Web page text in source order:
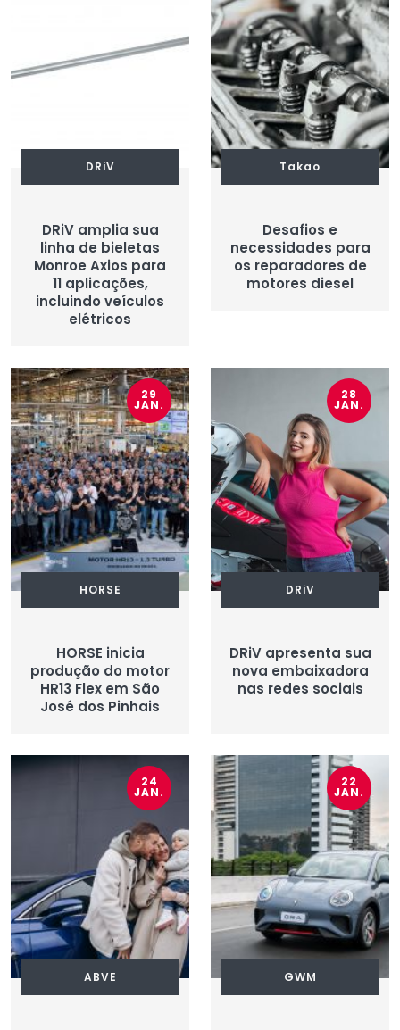
DRiV
DRiV amplia sua
linha de bieletas
Monroe Axios para
11 aplicações,
incluindo veículos
elétricos
Takao
Desafios e
necessidades para
os reparadores de
motores diesel
29
JAN.
HORSE
HORSE inicia
produção do motor
HR13 Flex em São
José dos Pinhais
28
JAN.
DRiV
DRiV apresenta sua
nova embaixadora
nas redes sociais
24
JAN.
ABVE
22
JAN.
GWM